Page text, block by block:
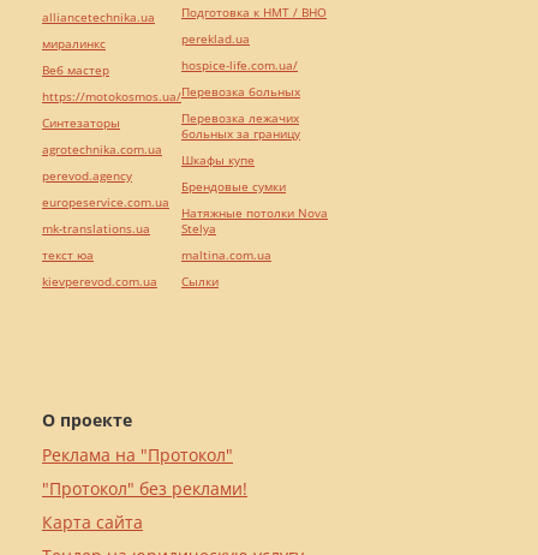
О проекте
Реклама на "Протокол"
"Протокол" без реклами!
Карта сайта
alliancetechnika.ua
миралинкс
Веб мастер
https://motokosmos.ua/
Синтезаторы
agrotechnika.com.ua
perevod.agency
europeservice.com.ua
mk-translations.ua
текст юа
kievperevod.com.ua
Подготовка к НМТ / ВНО
pereklad.ua
hospice-life.com.ua/
Перевозка больных
Перевозка лежачих
больных за границу
Шкафы купе
Брендовые сумки
Натяжные потолки Nova
Stelya
maltina.com.ua
Cылки